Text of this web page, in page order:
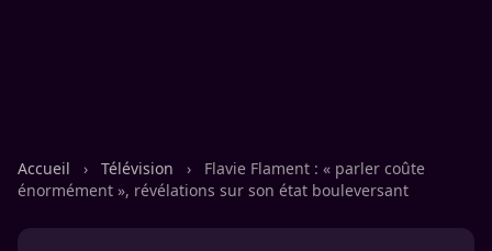
Accueil › Télévision ›
Flavie Flament : « parler coûte
énormément », révélations sur son état bouleversant